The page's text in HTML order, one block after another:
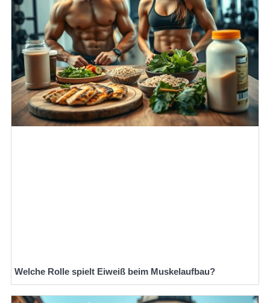
Welche Rolle spielt Eiweiß beim Muskelaufbau?